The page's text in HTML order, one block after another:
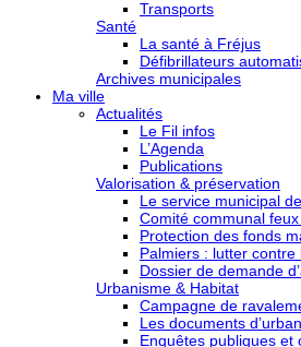
Transports
Santé
La santé à Fréjus
Défibrillateurs
Archives municipales
Ma ville
Actualités
Le Fil infos
L’Agenda
Publications
Valorisation & préservation
Le service municipal
Comité communal
Protection des fonds
Palmiers : lutter contre
Dossier de demande
Urbanisme & Habitat
Campagne de
Les documents
Enquêtes publiques et